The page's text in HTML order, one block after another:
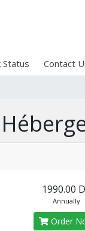
Contact
1990.00
Annually
Order